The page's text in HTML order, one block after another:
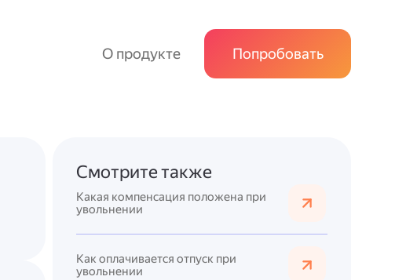
О продукте Попробовать
Смотрите также
Какая компенсация положена при
увольнении
Как оплачивается отпуск при
увольнении